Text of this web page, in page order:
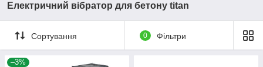
Електричний вібратор для бетону titan
Сортування 0 Фільтри
–3%